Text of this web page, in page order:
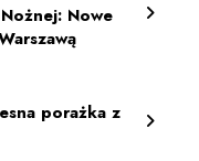
Nowe
porażka z